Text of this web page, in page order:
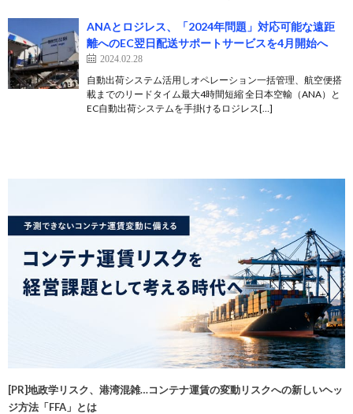
ANAとロジレス、「2024年問題」対応可能な遠距
離へのEC翌日配送サポートサービスを4月開始へ
2024.02.28
自動出荷システム活用しオペレーション一括管理、航空便搭
載までのリードタイム最大4時間短縮 全日本空輸（ANA）と
EC自動出荷システムを手掛けるロジレス[…]
[PR]地政学リスク、港湾混雑…コンテナ運賃の変動リスクへの新しいヘッ
ジ方法「FFA」とは